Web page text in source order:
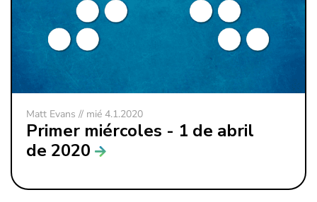
Matt Evans // mié 4.1.2020
Primer miércoles - 1 de abril
de 2020